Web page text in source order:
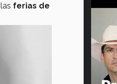
ferias de